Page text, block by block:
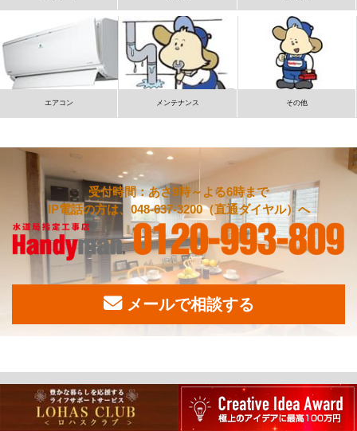
エアコン メンテナンス その他
受付時間：あさ9時～よる6時まで
IP電話の方は、048-637-3200（直通ダイヤル）へ
メールで相談する